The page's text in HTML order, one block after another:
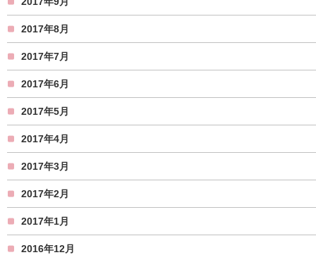
2017年8月
2017年7月
2017年6月
2017年5月
2017年4月
2017年3月
2017年2月
2017年1月
2016年12月